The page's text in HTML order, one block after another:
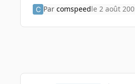
Par comspeedle 2 août